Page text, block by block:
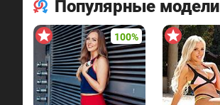
Популярные модели
100%